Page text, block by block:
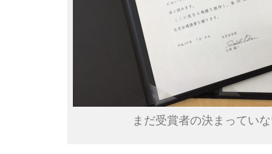
まだ受賞者の決まってい